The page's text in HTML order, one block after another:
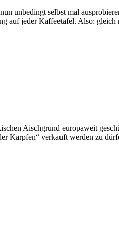
unbedingt selbst mal
auf jeder Kaffeetafel. Also:
Aischgrund europaweit
Karpfen“ verkauft werden zu